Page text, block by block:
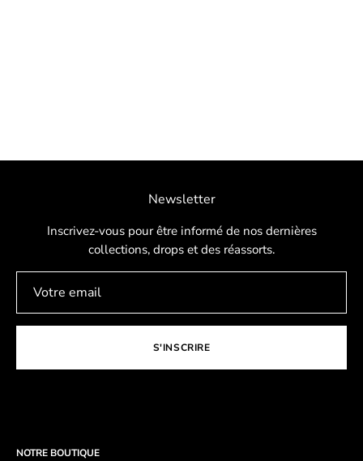
Newsletter
Inscrivez-vous pour être informé de nos dernières
collections, drops et des réassorts.
S'INSCRIRE
NOTRE BOUTIQUE